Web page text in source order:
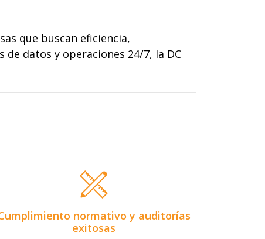
que buscan eficiencia,
datos y operaciones 24/7, la DC
normativo y auditorías
exitosas